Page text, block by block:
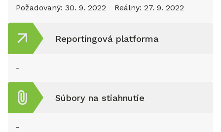
Požadovaný: 30. 9. 2022 Reálny: 27. 9. 2022
Reportingová platforma
-
Súbory na stiahnutie
-